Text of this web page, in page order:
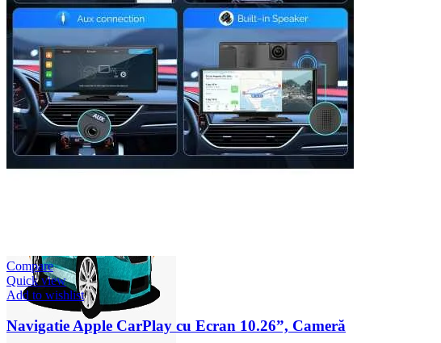
Compare
Quick view
Add to wishlist
Navigatie Apple CarPlay cu Ecran 10.26”, Cameră